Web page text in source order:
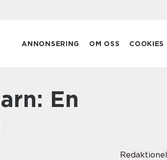
ANNONSERING OM OSS COOKIES
Redaktionel